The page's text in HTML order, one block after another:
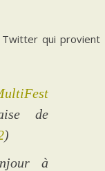
qui provient
de
)
à